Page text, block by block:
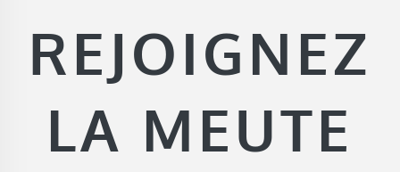
REJOIGNEZ
LA MEUTE